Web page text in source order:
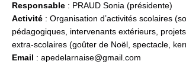
Responsable : PRAUD Sonia (présidente)
Activité : Organisation d’activités scolaires
pédagogiques, intervenants extérieurs,
extra-scolaires (goûter de Noël, spectacle,
Email : apedelarnaise@gmail.com